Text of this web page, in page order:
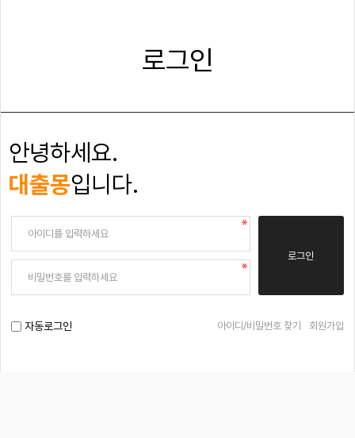
로그인
안녕하세요.
대출몽입니다.
로그인
자동로그인 아이디/비밀번호 찾기 회원가입